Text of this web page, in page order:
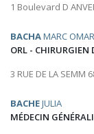
1 Boulevard D
BACHAMARC OMAR
ORL - CHIRURGIEN
3 RUE DE LA SEMM
BACHEJULIA
MÉDECIN